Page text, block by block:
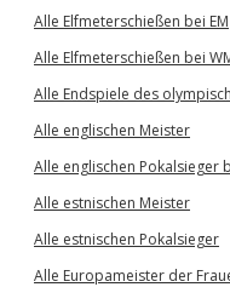
Alle Elfmeterschießen bei EM
Alle Elfmeterschießen bei
Alle Endspiele des
Alle englischen Meister
Alle englischen Pokalsieger
Alle estnischen Meister
Alle estnischen Pokalsieger
Alle Europameister der